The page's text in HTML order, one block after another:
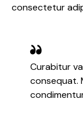
consectetur
Curabitur
consequat.